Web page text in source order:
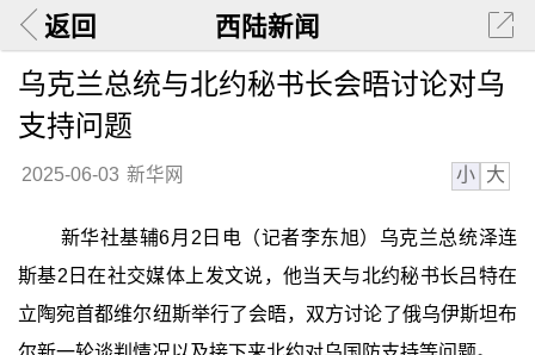
返回 西陆新闻
乌克兰总统与北约秘书长会晤讨论对乌
支持问题
2025-06-03 新华网 小 大
新华社基辅6月2日电（记者李东旭）乌克兰总统泽连
斯基2日在社交媒体上发文说，他当天与北约秘书长吕特在
立陶宛首都维尔纽斯举行了会晤，双方讨论了俄乌伊斯坦布